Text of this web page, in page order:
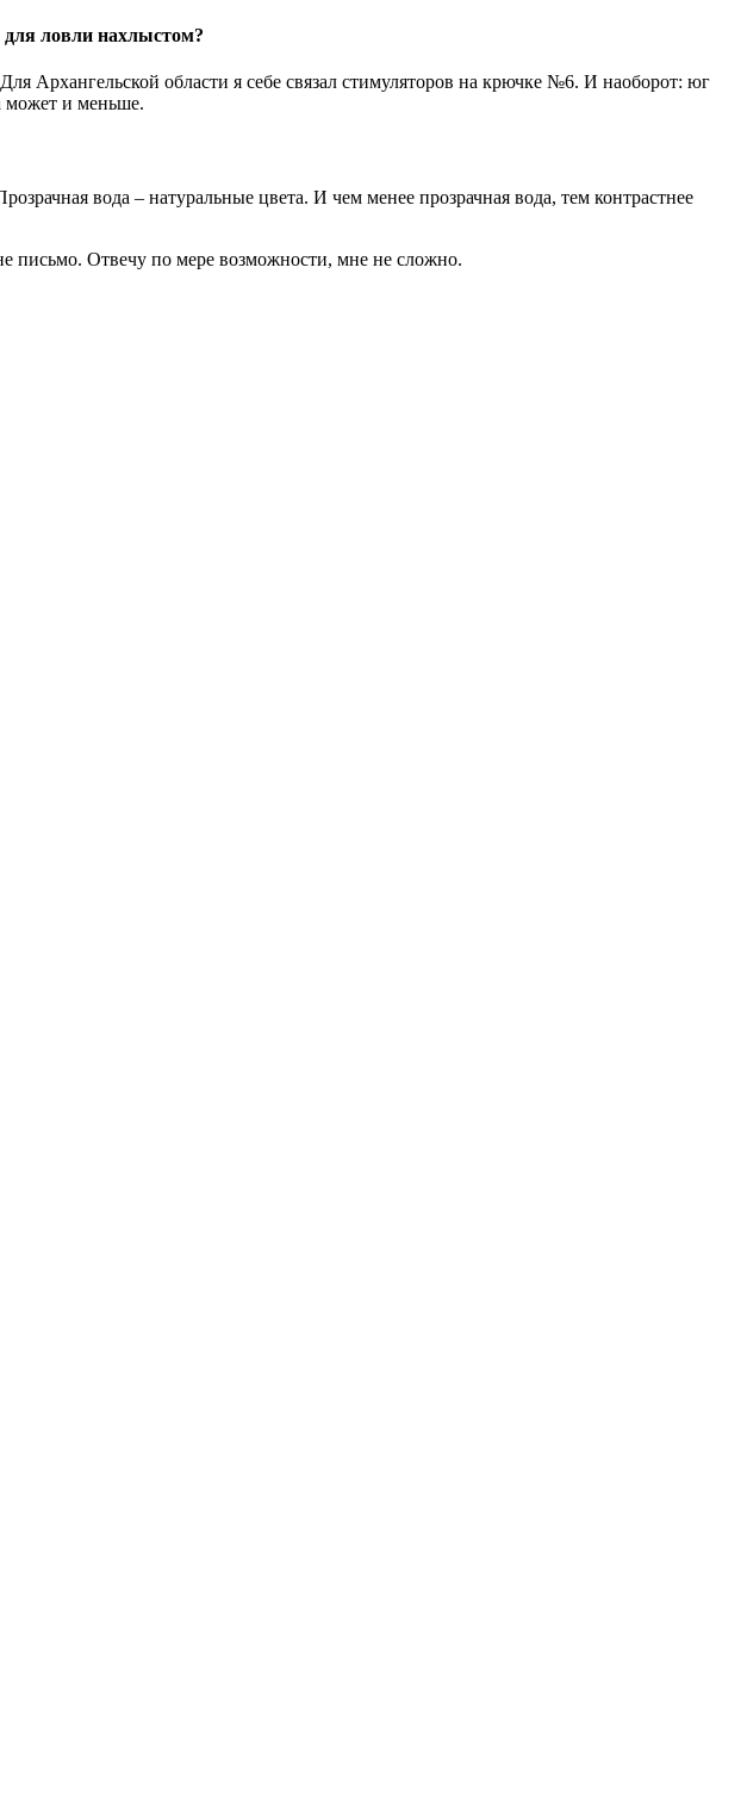
ловли нахлыстом?
Архангельской области я себе связал стимуляторов на крючке №6. И наоборот: юг
может и меньше.
вода – натуральные цвета. И чем менее прозрачная вода, тем контрастнее
письмо. Отвечу по мере возможности, мне не сложно.